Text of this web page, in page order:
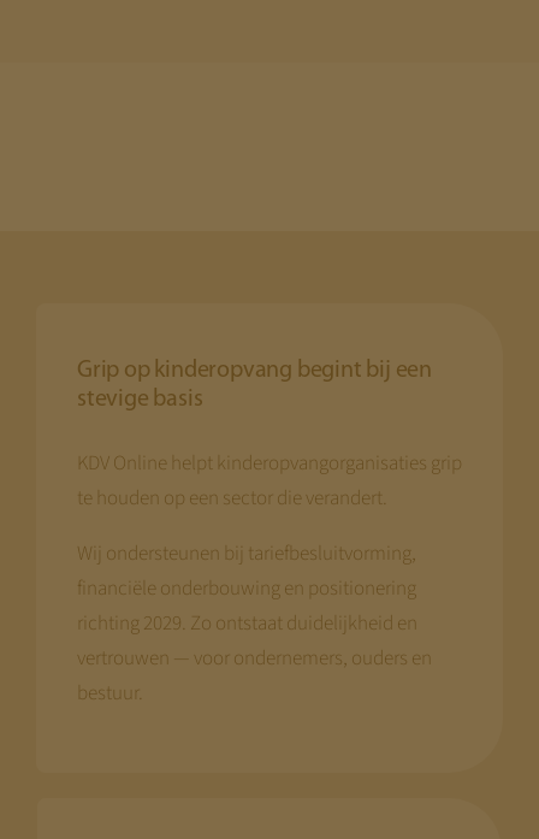
Grip op kinderopvang begint bij een
stevige basis
KDV Online helpt kinderopvangorganisaties grip
te houden op een sector die verandert.
Wij ondersteunen bij tariefbesluitvorming,
financiële onderbouwing en positionering
richting 2029. Zo ontstaat duidelijkheid en
vertrouwen — voor ondernemers, ouders en
bestuur.